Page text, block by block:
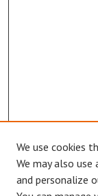
We use cookies
We may also
and personalize